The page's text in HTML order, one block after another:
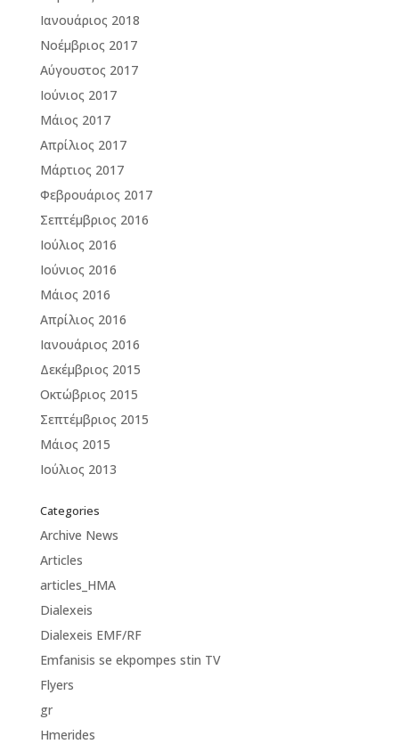
Ιανουάριος 2018
Νοέμβριος 2017
Αύγουστος 2017
Ιούνιος 2017
Μάιος 2017
Απρίλιος 2017
Μάρτιος 2017
Φεβρουάριος 2017
Σεπτέμβριος 2016
Ιούλιος 2016
Ιούνιος 2016
Μάιος 2016
Απρίλιος 2016
Ιανουάριος 2016
Δεκέμβριος 2015
Οκτώβριος 2015
Σεπτέμβριος 2015
Μάιος 2015
Ιούλιος 2013
Categories
Archive News
Articles
articles_HMA
Dialexeis
Dialexeis EMF/RF
Emfanisis se ekpompes stin TV
Flyers
gr
Hmerides